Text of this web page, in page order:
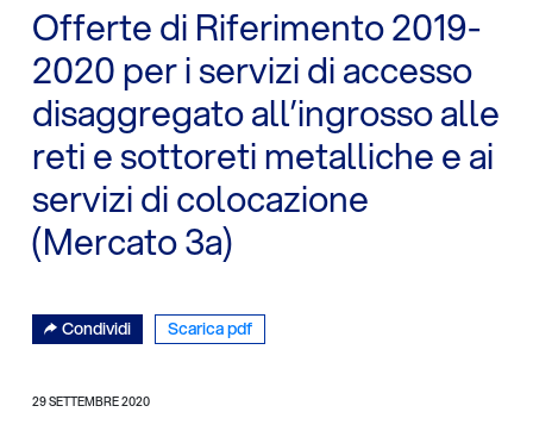
Offerte di Riferimento 2019-
2020 per i servizi di accesso
disaggregato all’ingrosso alle
reti e sottoreti metalliche e ai
servizi di colocazione
(Mercato 3a)
Condividi Scarica pdf
29 SETTEMBRE 2020